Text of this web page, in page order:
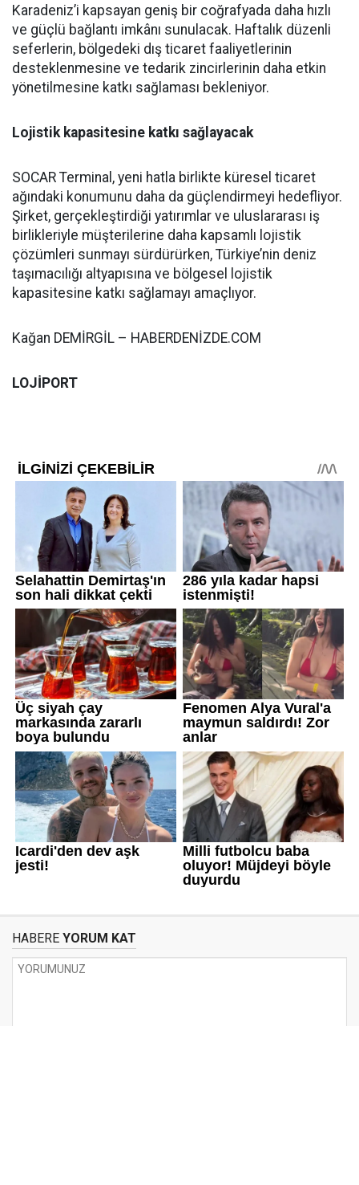
Karadeniz’i kapsayan geniş bir coğrafyada daha hızlı
ve güçlü bağlantı imkânı sunulacak. Haftalık düzenli
seferlerin, bölgedeki dış ticaret faaliyetlerinin
desteklenmesine ve tedarik zincirlerinin daha etkin
yönetilmesine katkı sağlaması bekleniyor.
Lojistik kapasitesine katkı sağlayacak
SOCAR Terminal, yeni hatla birlikte küresel ticaret
ağındaki konumunu daha da güçlendirmeyi hedefliyor.
Şirket, gerçekleştirdiği yatırımlar ve uluslararası iş
birlikleriyle müşterilerine daha kapsamlı lojistik
çözümleri sunmayı sürdürürken, Türkiye’nin deniz
taşımacılığı altyapısına ve bölgesel lojistik
kapasitesine katkı sağlamayı amaçlıyor.
Kağan DEMİRGİL – HABERDENİZDE.COM
LOJİPORT
HABERE YORUM KAT